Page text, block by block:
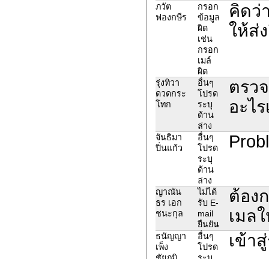
ภวัต
ฟองกษีร
กรอก
ข้อมูล
ผิด
เช่น
กรอก
เมล์
ผิด
คิดว่
ให้ส่
รุ่งทิวา
ดวดกระ
โทก
อื่นๆ
โปรด
ระบุ
ด้าน
ล่าง
ตรว
อะไ
จันธิมา
ปิ่นแก้ว
อื่นๆ
โปรด
ระบุ
ด้าน
ล่าง
ญาณัน
ธร เอก
ชนะกุล
ไม่ได้
รับ E-
mail
ยืนยัน
ต้อง
เมล
ธนัญญา
เพ็ง
อื่นๆ
โปรด
เข้า